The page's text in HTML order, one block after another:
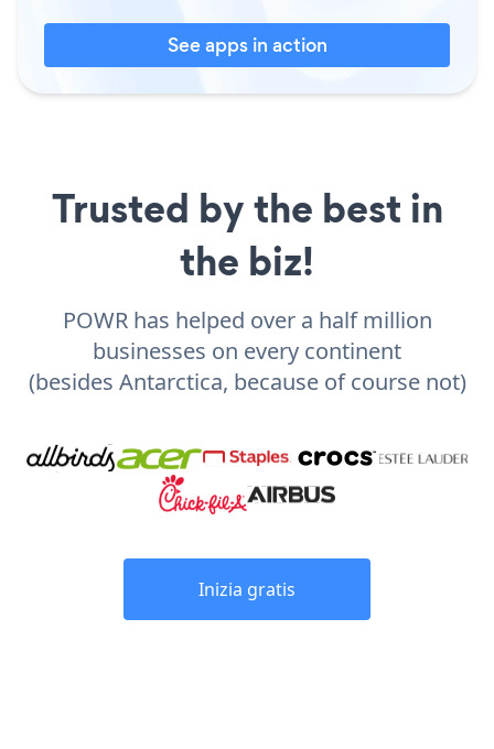
See apps in action
Trusted by the best in
the biz!
POWR has helped over a half million
businesses on every continent
(besides Antarctica, because of course not)
Inizia gratis